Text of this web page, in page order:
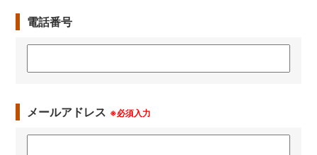
電話番号
メールアドレス ※必須入力